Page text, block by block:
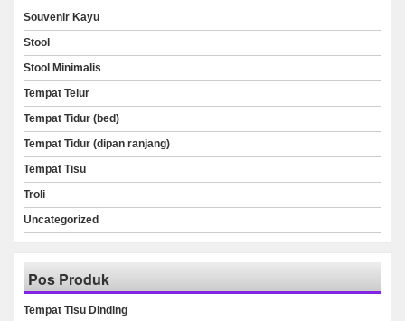
Souvenir Kayu
Stool
Stool Minimalis
Tempat Telur
Tempat Tidur (bed)
Tempat Tidur (dipan ranjang)
Tempat Tisu
Troli
Uncategorized
Pos Produk
Tempat Tisu Dinding